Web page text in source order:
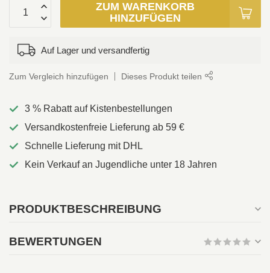
ZUM WARENKORB
HINZUFÜGEN
Auf Lager und versandfertig
Zum Vergleich hinzufügen Dieses Produkt teilen
3 % Rabatt auf Kistenbestellungen
Versandkostenfreie Lieferung ab 59 €
Schnelle Lieferung mit DHL
Kein Verkauf an Jugendliche unter 18 Jahren
PRODUKTBESCHREIBUNG
BEWERTUNGEN